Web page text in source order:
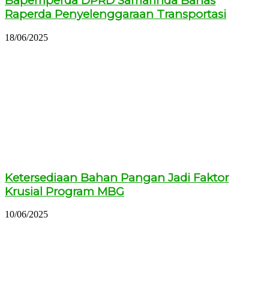
Raperda Penyelenggaraan Transportasi
18/06/2025
Ketersediaan Bahan Pangan Jadi Faktor
Krusial Program MBG
10/06/2025